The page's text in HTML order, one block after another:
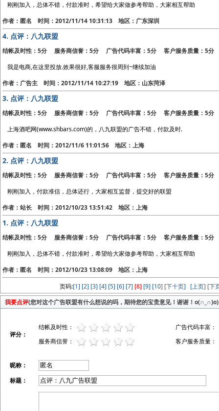
刚刚加入，总体不错，付款准时，希望给大家做参考帮助，大家相互帮助
作者：匿名 时间：2012/11/14 10:31:13 地区：广东深圳
4. 点评：八九联盟
结帐及时性：5分 服务商信誉：5分 广告代码丰富：5分 客户服务质量：5分
我是电商,在这里投放.效果很好,客服服务很周到~继续加油
作者：广告主 时间：2012/11/14 10:27:19 地区：山东菏泽
3. 点评：八九联盟
结帐及时性：5分 服务商信誉：5分 广告代码丰富：5分 客户服务质量：5分
上海酒吧网(www.shbars.com)的，八九联盟的广告不错，付款及时.
作者：匿名 时间：2012/11/6 11:01:56 地区：上海
2. 点评：八九联盟
结帐及时性：5分 服务商信誉：5分 广告代码丰富：5分 客户服务质量：5分
刚刚加入，付款准信，总体还行，大家相互监督，提交好的联盟
作者：站长 时间：2012/10/23 13:51:42 地区：上海
1. 点评：八九联盟
结帐及时性：5分 服务商信誉：5分 广告代码丰富：5分 客户服务质量：5分
刚刚加入，总体不错，付款准时，希望给大家做参考帮助，大家相互帮助
作者：匿名 时间：2012/10/23 13:08:09 地区：上海
页码:[1] [2] [3] [4] [5] [6] [7] [8] [9] [10] [下十页] [上页] [下
我要点评(您对这个广告联盟有什么想说的吗，期待您的宝贵意见！谢谢！o(∩_∩)o)
评分：
结帐及时性：
广告代码丰富：
服务商信誉：
客户服务质量：
昵称：
标题：